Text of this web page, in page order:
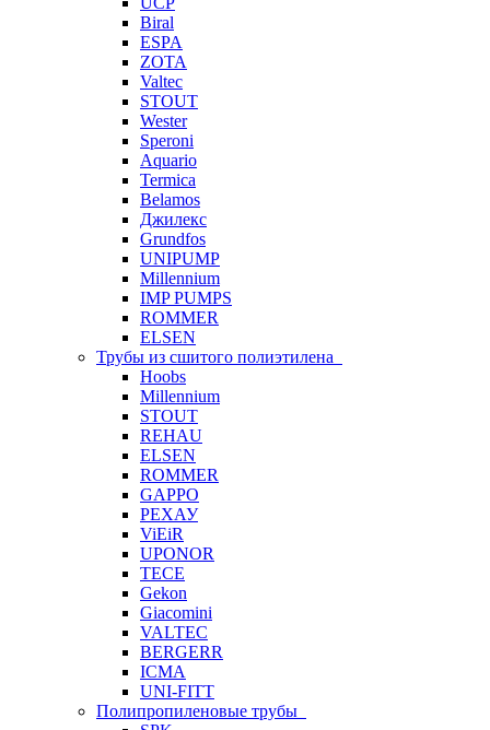
Biral
ESPA
ZOTA
Valtec
STOUT
Wester
Speroni
Aquario
Termica
Belamos
Джилекс
Grundfos
UNIPUMP
Millennium
IMP PUMPS
ROMMER
ELSEN
Трубы из сшитого полиэтилена
Hoobs
Millennium
STOUT
REHAU
ELSEN
ROMMER
GAPPO
РЕХАУ
ViEiR
UPONOR
TECE
Gekon
Giacomini
VALTEC
BERGERR
ICMA
UNI-FITT
Полипропиленовые трубы